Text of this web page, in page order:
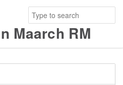
Maarch RM